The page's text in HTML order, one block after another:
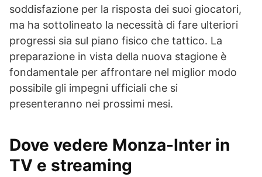
soddisfazione per la risposta dei suoi giocatori,
ma ha sottolineato la necessità di fare ulteriori
progressi sia sul piano fisico che tattico. La
preparazione in vista della nuova stagione è
fondamentale per affrontare nel miglior modo
possibile gli impegni ufficiali che si
presenteranno nei prossimi mesi.
Dove vedere Monza-Inter in
TV e streaming